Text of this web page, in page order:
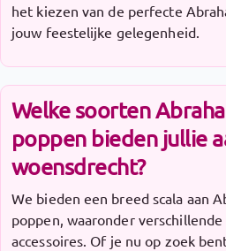
het kiezen van de perfecte
jouw feestelijke gelegenheid.
Welke soorten
poppen bieden jullie
woensdrecht?
We bieden een breed scala aan
poppen, waaronder
accessoires. Of je nu op zoek